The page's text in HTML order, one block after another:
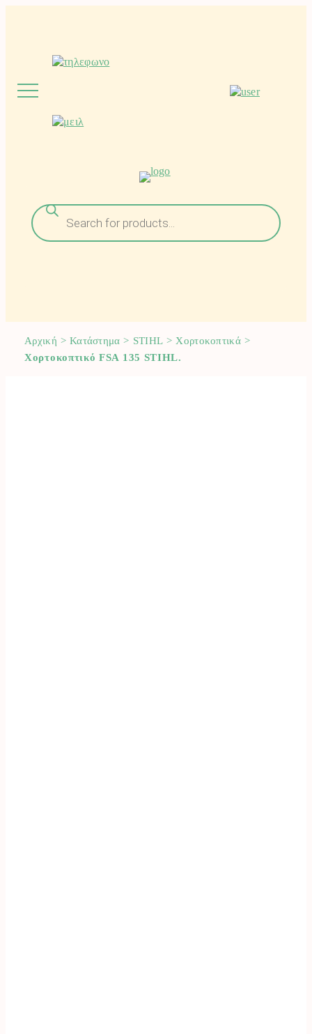
Αναζήτηση
προϊόντων
Αρχική > Κατάστημα > STIHL > Χορτοκοπτικά>
Χορτοκοπτικό FSA 135 STIHL.